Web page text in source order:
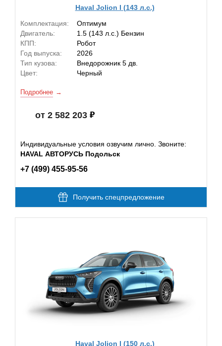
Haval Jolion I (143 л.с.)
Комплектация:
Оптимум
Двигатель:
1.5 (143 л.с.) Бензин
КПП:
Робот
Год выпуска:
2026
Тип кузова:
Внедорожник 5 дв.
Цвет:
Черный
Подробнее
от 2 582 203
Индивидуальные условия озвучим лично. Звоните:
HAVAL АВТОРУСЬ Подольск
+7 (499) 455-95-56
Получить спецпредложение
Haval Jolion I (150 л.с.)